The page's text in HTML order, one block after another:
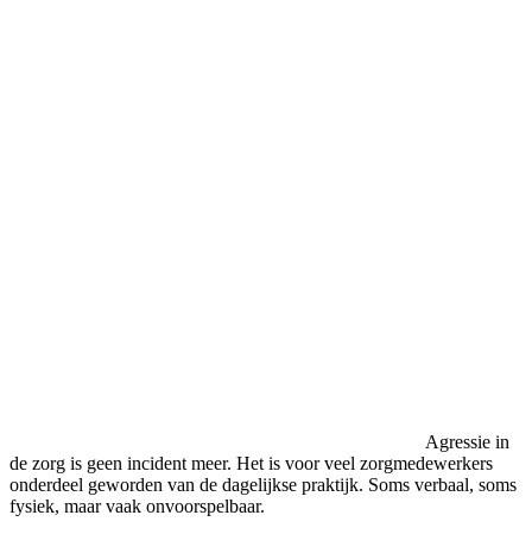
Agressie in
de zorg is geen incident meer. Het is voor veel zorgmedewerkers
onderdeel geworden van de dagelijkse praktijk. Soms verbaal, soms
fysiek, maar vaak onvoorspelbaar.